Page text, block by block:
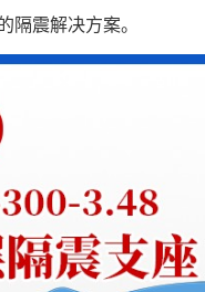
隔震解决方案。